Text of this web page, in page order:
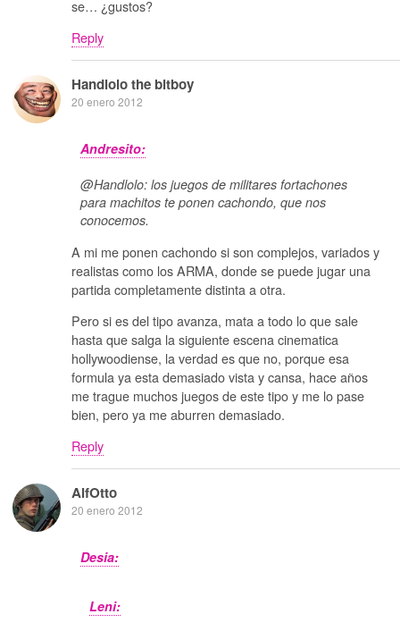
se… ¿gustos?
Reply
Handlolo the bitboy
20 enero 2012
Andresito:
@Handlolo: los juegos de militares fortachones
para machitos te ponen cachondo, que nos
conocemos.
A mi me ponen cachondo si son complejos, variados y
realistas como los ARMA, donde se puede jugar una
partida completamente distinta a otra.
Pero si es del tipo avanza, mata a todo lo que sale
hasta que salga la siguiente escena cinematica
hollywoodiense, la verdad es que no, porque esa
formula ya esta demasiado vista y cansa, hace años
me trague muchos juegos de este tipo y me lo pase
bien, pero ya me aburren demasiado.
Reply
AlfOtto
20 enero 2012
Desia:
Leni: